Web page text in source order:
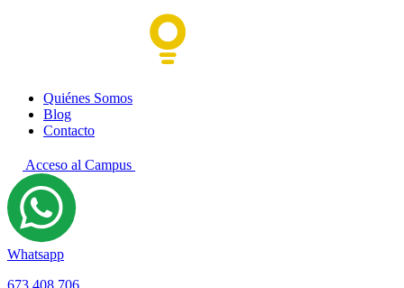
Quiénes Somos
Blog
Contacto
Acceso al Campus
Whatsapp
673 408 706